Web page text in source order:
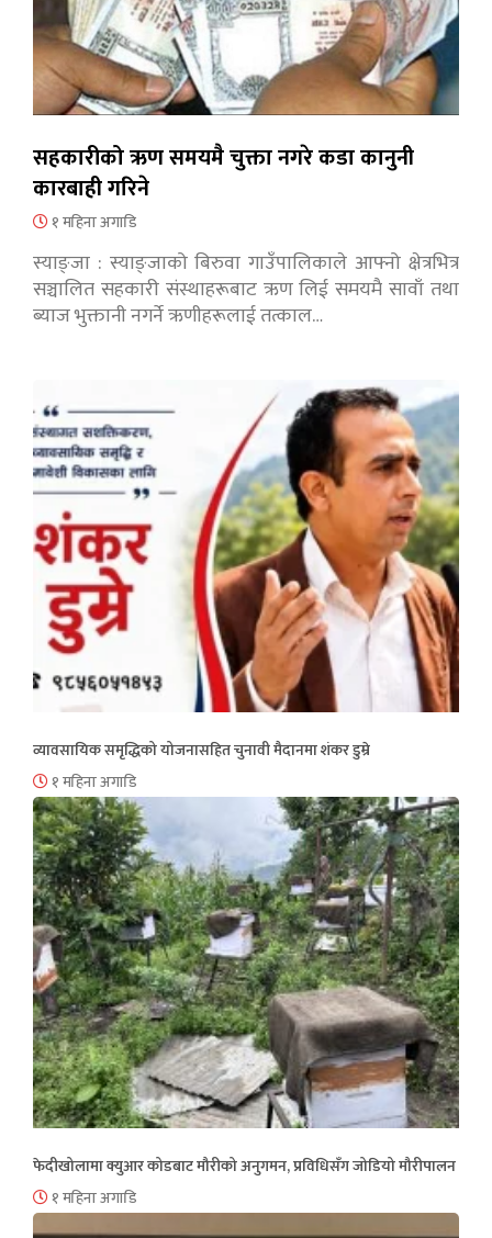
सहकारीको ऋण समयमै चुक्ता नगरे कडा कानुनी
कारबाही गरिने
१ महिना अगाडि
स्याङ्जा : स्याङ्जाको बिरुवा गाउँपालिकाले आफ्नो क्षेत्रभित्र
सञ्चालित सहकारी संस्थाहरूबाट ऋण लिई समयमै सावाँ तथा
ब्याज भुक्तानी नगर्ने ऋणीहरूलाई तत्काल…
व्यावसायिक समृद्धिको योजनासहित चुनावी मैदानमा शंकर डुम्रे
१ महिना अगाडि
फेदीखोलामा क्युआर कोडबाट मौरीको अनुगमन, प्रविधिसँग जोडियो मौरीपालन
१ महिना अगाडि